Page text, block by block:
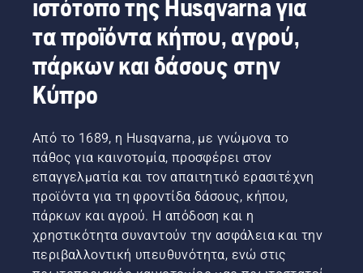
μειώνει
την
κούραση
κατά τη
χρήση,
επιτρέποντάς
σας να
για
περισσότερο
χρόνο
χωρίς
διακοπές.
μπαταρίας
σε ένα
εντελώς
καινούριο
Svennung,
Διευθυντής
προϊόντων
Husqvarna
για τα
ηλεκτρικά
εργαλεία
κηπουρικής
και
τώρα
στους
να
μοιράζονται
τα
μηχανήματα
μπαταρίας
της
εταιρείας
μας,
ιστότοπο της Husqvarna για
τα προϊόντα κήπου, αγρού,
πάρκων και δάσους στην
Κύπρο
Από το 1689, η Husqvarna, με γνώμονα το
πάθος για καινοτομία, προσφέρει στον
επαγγελματία και τον απαιτητικό ερασιτέχνη
προϊόντα για τη φροντίδα δάσους, κήπου,
πάρκων και αγρού. Η απόδοση και η
χρηστικότητα συναντούν την ασφάλεια και την
περιβαλλοντική υπευθυνότητα, ενώ στις